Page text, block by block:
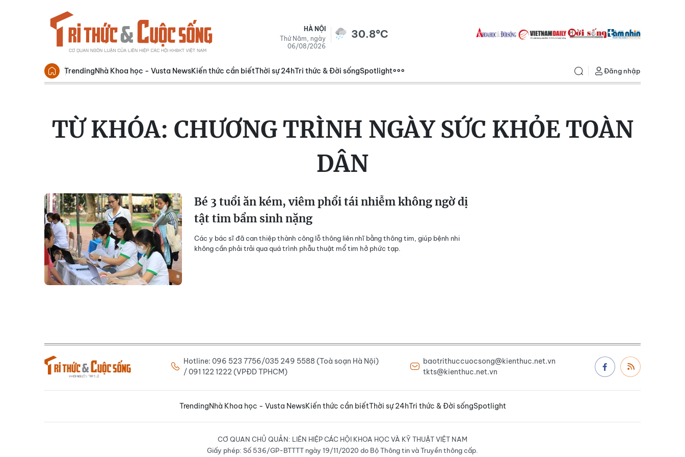
HÀ NỘI
Thứ Năm, ngày
06/08/2026
30.8°C
TrendingNhà Khoa học - Vusta NewsKiến thức cần biếtThời sự 24hTri thức & Đời sốngSpotlight Đăng nhập
TỪ KHÓA: CHƯƠNG TRÌNH NGÀY SỨC KHỎE TOÀN
DÂN
Bé 3 tuổi ăn kém, viêm phổi tái nhiễm không ngờ dị
tật tim bẩm sinh nặng
Các y bác sĩ đã can thiệp thành công lỗ thông liên nhĩ bằng thông tim, giúp bệnh nhi
không cần phải trải qua quá trình phẫu thuật mổ tim hở phức tạp.
Hotline: 096 523 7756/035 249 5588 (Toà soạn Hà Nội)
/ 091 122 1222 (VPĐD TPHCM)
baotrithuccuocsong@kienthuc.net.vn
tkts@kienthuc.net.vn
TrendingNhà Khoa học - Vusta NewsKiến thức cần biếtThời sự 24hTri thức & Đời sốngSpotlight
CƠ QUAN CHỦ QUẢN: LIÊN HIỆP CÁC HỘI KHOA HỌC VÀ KỸ THUẬT VIỆT NAM
Giấy phép: Số 536/GP-BTTTT ngày 19/11/2020 do Bộ Thông tin và Truyền thông cấp.